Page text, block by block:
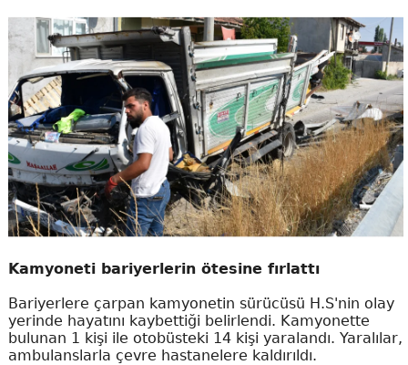
Kamyoneti bariyerlerin ötesine fırlattı
Bariyerlere çarpan kamyonetin sürücüsü H.S'nin olay
yerinde hayatını kaybettiği belirlendi. Kamyonette
bulunan 1 kişi ile otobüsteki 14 kişi yaralandı. Yaralılar,
ambulanslarla çevre hastanelere kaldırıldı.